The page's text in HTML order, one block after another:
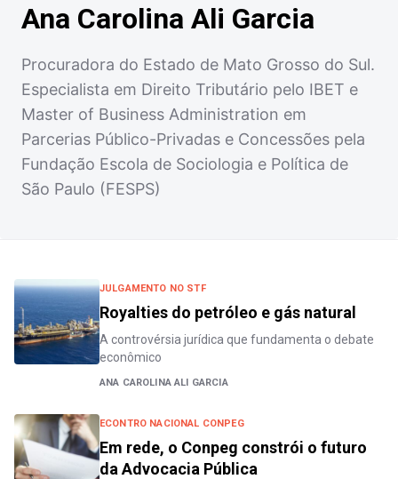
Ana Carolina Ali Garcia
Procuradora do Estado de Mato Grosso do Sul.
Especialista em Direito Tributário pelo IBET e
Master of Business Administration em
Parcerias Público-Privadas e Concessões pela
Fundação Escola de Sociologia e Política de
São Paulo (FESPS)
JULGAMENTO NO STF
Royalties do petróleo e gás natural
A controvérsia jurídica que fundamenta o debate
econômico
ANA CAROLINA ALI GARCIA
ECONTRO NACIONAL CONPEG
Em rede, o Conpeg constrói o futuro
da Advocacia Pública